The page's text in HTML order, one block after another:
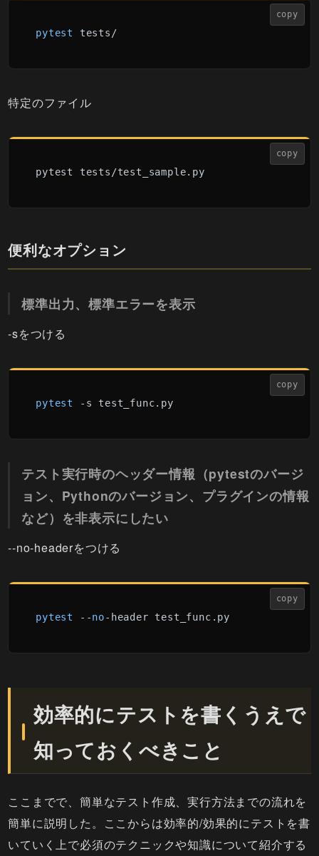
copy
pytest tests/
特定のファイル
copy
pytest tests/test_sample.py
便利なオプション
標準出力、標準エラーを表示
-sをつける
copy
pytest -s test_func.py
テスト実行時のヘッダー情報（pytestのバージ
ョン、Pythonのバージョン、プラグインの情報
など）を非表示にしたい
--no-headerをつける
copy
pytest --no-header test_func.py
効率的にテストを書くうえで
知っておくべきこと
ここまでで、簡単なテスト作成、実行方法までの流れを
簡単に説明した。ここからは効率的/効果的にテストを書
いていく上で必須のテクニックや知識について紹介する